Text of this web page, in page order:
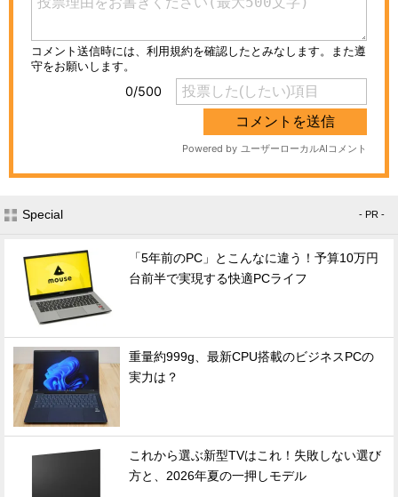
Special - PR -
「5年前のPC」とこんなに違う！予算10万円
台前半で実現する快適PCライフ
重量約999g、最新CPU搭載のビジネスPCの
実力は？
これから選ぶ新型TVはこれ！失敗しない選び
方と、2026年夏の一押しモデル